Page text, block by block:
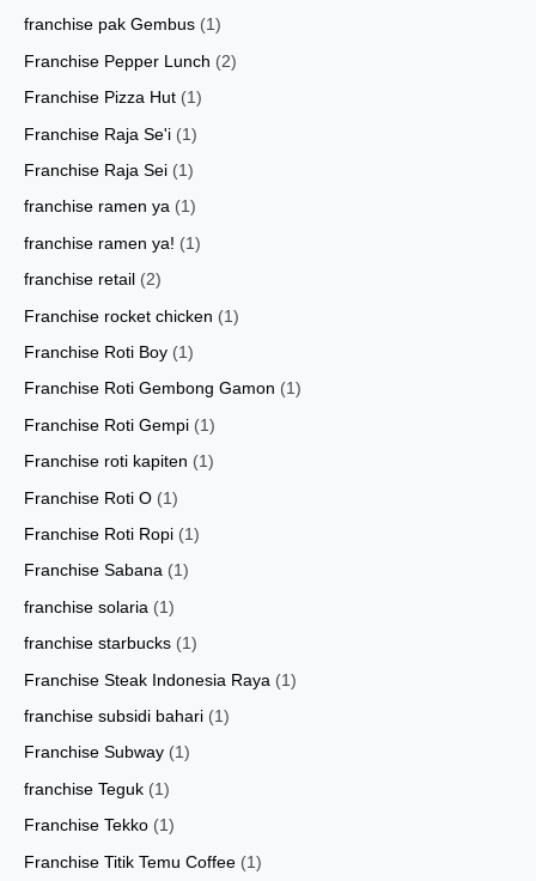
franchise pak Gembus (1)
Franchise Pepper Lunch (2)
Franchise Pizza Hut (1)
Franchise Raja Se'i (1)
Franchise Raja Sei (1)
franchise ramen ya (1)
franchise ramen ya! (1)
franchise retail (2)
Franchise rocket chicken (1)
Franchise Roti Boy (1)
Franchise Roti Gembong Gamon (1)
Franchise Roti Gempi (1)
Franchise roti kapiten (1)
Franchise Roti O (1)
Franchise Roti Ropi (1)
Franchise Sabana (1)
franchise solaria (1)
franchise starbucks (1)
Franchise Steak Indonesia Raya (1)
franchise subsidi bahari (1)
Franchise Subway (1)
franchise Teguk (1)
Franchise Tekko (1)
Franchise Titik Temu Coffee (1)